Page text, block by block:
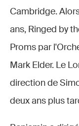
Cambridge.
ans, Ringed by
Proms par
Mark Elder. Le
direction de
deux ans plus